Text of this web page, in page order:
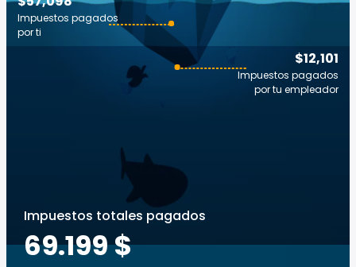
$12,101
Impuestos pagados
por tu empleador
Impuestos pagados
por ti
Impuestos totales pagados
69.199 $